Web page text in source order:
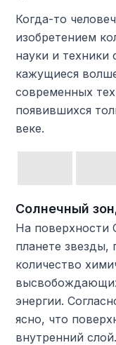
Когда-то
изобретением
науки и техники
кажущиеся
современных
появившихся
веке.
Солнечный
На поверхности
планете звезды,
количество
энергии.
ясно, что
внутренний слой.